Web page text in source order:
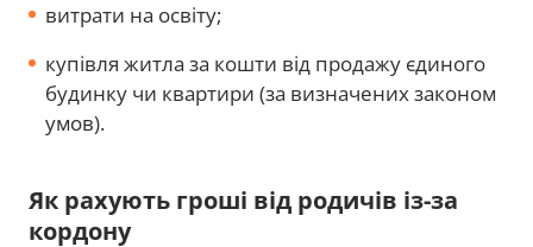
витрати на освіту;
купівля житла за кошти від продажу єдиного
будинку чи квартири (за визначених законом
умов).
Як рахують гроші від родичів із-за
кордону